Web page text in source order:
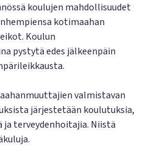
koulujen mahdollisuudet
kotimaahan
Koulun
pystytä edes jälkeenpäin
valmistavan
järjestetään koulutuksia,
terveydenhoitajia. Niistä